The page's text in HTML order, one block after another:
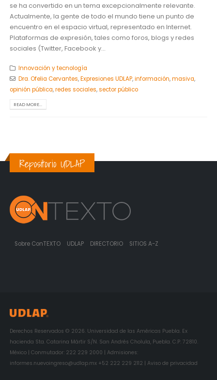
se ha convertido en un tema excepcionalmente relevante.
Actualmente, la gente de todo el mundo tiene un punto de
encuentro en el espacio virtual, representado en Internet.
Plataformas de expresión, tales como foros, blogs y redes
sociales (Twitter, Facebook y...
Innovación y tecnología
Dra. Ofelia Cervantes,Expresiones UDLAP,información,masiva,
opinión pública,redes sociales,sector público
READ MORE...
Repositorio UDLAP
Sobre ConTEXTO UDLAP DIRECTORIO SITIOS A-Z
Derechos Reservados © 2026. Universidad de las Américas Puebla. Ex
hacienda Sta. Catarina Mártir S/N. San Andrés Cholula, Puebla. C.P. 72810.
México | Conmutador: 222 229 2000 | Admisiones:
informes.nuevoingreso@udlap.mx +52 222 229 2112 | Aviso de privacidad